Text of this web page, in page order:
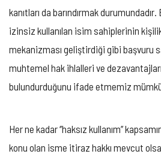
kanıtları da barındırmak
izinsiz kullanılan isim sahiplerinin
mekanizması geliştirdiği gibi başvuru
muhtemel hak ihlalleri ve
bulundurduğunu ifade etmemiz
Her ne kadar ‘’haksız kullanım’’
konu olan isme itiraz hakkı mevcut